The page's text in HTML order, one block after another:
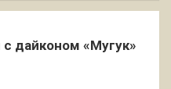
дайконом «Мугук»